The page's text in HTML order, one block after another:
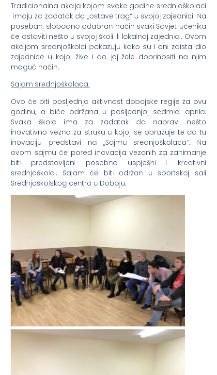
Tradicionalna akcija kojom svake godine srednjoškolaci
imaju za zadatak da „ostave trag“ u svojoj zajednici. Na
poseban, slobodno odabran način svaki Savjet učenika
će ostaviti nešto u svojoj školi ili lokalnoj zajednici. Ovom
akcijom srednjoškolci pokazuju kako su i oni zaista dio
zajednice u kojoj žive i da joj žele doprinositi na njim
moguć način.
Sajam srednjoškolaca:
Ovo će biti posljednja aktivnost dobojske regije za ovu
godinu, a biće održana u posljednjoj sedmici aprila.
Svaka škola ima za zadatak da napravi nešto
inovativno vezno za struku u kojoj se obrazuje te da tu
inovaciju predstavi na „Sajmu srednjoškolaca“. Na
ovom sajmu će pored inovacija vezanih za zanimanje
biti predstavljeni posebno uspješni i kreativni
srednjoškolci. Sajam će biti održan u sportskoj sali
Srednjoškolskog centra u Doboju.